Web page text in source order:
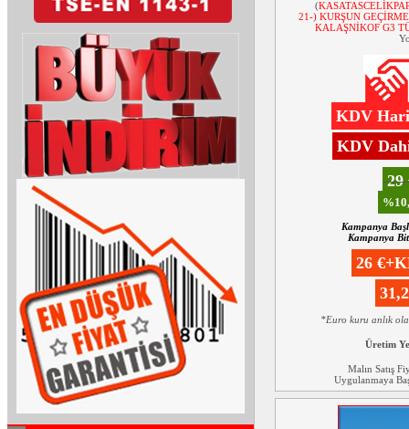
(
21-) KURŞUN
KALAŞNİKOF G3
KDV
KDV
29
Kampanya
Kampanya
26
*Euro kuru anlık
Üretim
Malın Satış
Uygulanmaya